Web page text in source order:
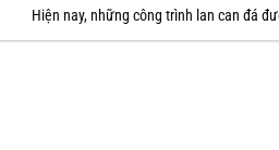
Hiện nay, những công trình lan can đá